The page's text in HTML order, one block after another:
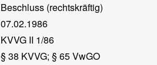
Beschluss (rechtskräftig)
07.02.1986
KVVG II 1/86
§ 38 KVVG; § 65 VwGO